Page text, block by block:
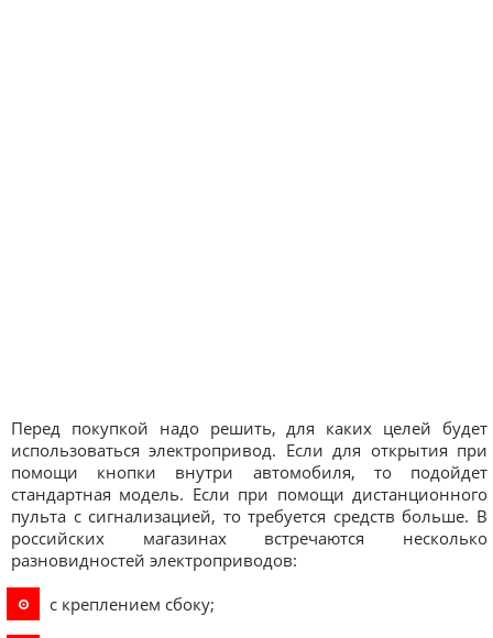
Перед покупкой надо решить, для каких целей будет
использоваться электропривод. Если для открытия при
помощи кнопки внутри автомобиля, то подойдет
стандартная модель. Если при помощи дистанционного
пульта с сигнализацией, то требуется средств больше. В
российских магазинах встречаются несколько
разновидностей электроприводов:
с креплением сбоку;